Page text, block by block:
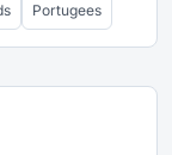
Portugees